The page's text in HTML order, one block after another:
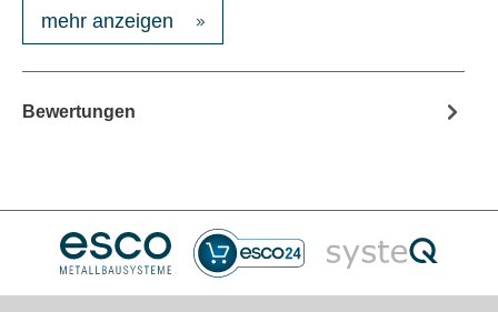
mehr anzeigen
Bewertungen